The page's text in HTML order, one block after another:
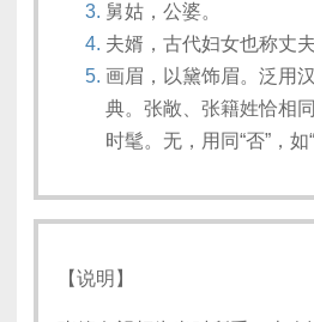
舅姑，公婆。
夫婿，古代妇女也称丈夫
画眉，以黛饰眉。泛用
典。张敞、张籍姓恰相
时髦。无，用同“否”，如
【说明】